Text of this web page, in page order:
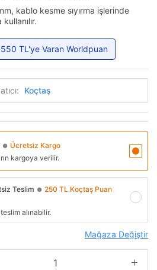
kablo kesme sıyırma işlerinde
TL'ye Varan Worldpuan
Koçtaş
● Ücretsiz Kargo
kargoya verilir.
Teslim ● 250 TL Koçtaş Puan
alınabilir.
Mağaza Değiştir